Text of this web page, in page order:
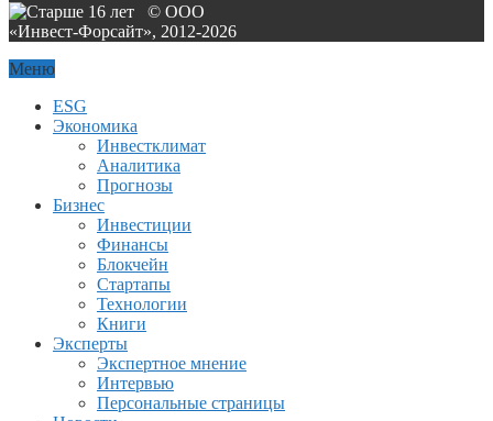
© ООО
«Инвест-Форсайт», 2012-2026
Меню
ESG
Экономика
Инвестклимат
Аналитика
Прогнозы
Бизнес
Инвестиции
Финансы
Блокчейн
Стартапы
Технологии
Книги
Эксперты
Экспертное мнение
Интервью
Персональные страницы